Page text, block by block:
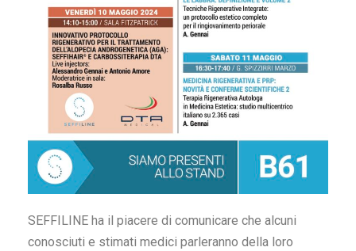
SEFFILINE ha il piacere di comunicare che alcuni
conosciuti e stimati medici parleranno della loro